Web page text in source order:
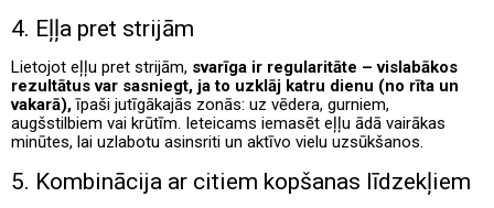
4. Eļļa pret strijām
Lietojot eļļu pret strijām, svarīga ir regularitāte – vislabākos
rezultātus var sasniegt, ja to uzklāj katru dienu (no rīta un
vakarā),īpaši jutīgākajās zonās: uz vēdera, gurniem,
augšstilbiem vai krūtīm. Ieteicams iemasēt eļļu ādā vairākas
minūtes, lai uzlabotu asinsriti un aktīvo vielu uzsūkšanos.
5. Kombinācija ar citiem kopšanas līdzekļiem